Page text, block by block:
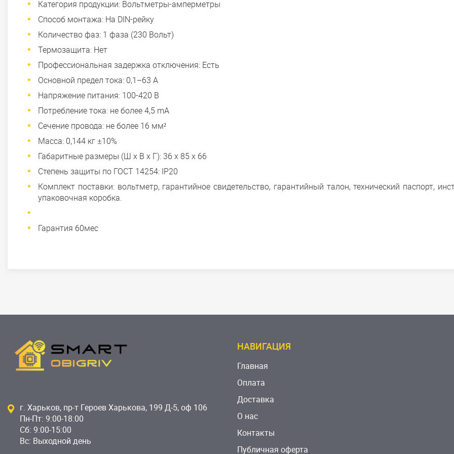
Категория продукции: Вольтметры-амперметры
Способ монтажа: На DIN-рейку
Количество фаз: 1 фаза (230 Вольт)
Термозащита: Нет
Профессиональная задержка отключения: Есть
Основной предел тока: 0,1–63 А
Напряжение питания: 100-420 В
Потребление тока: не более 4,5 mA
Сечение провода: не более 16 мм²
Масса: 0,144 кг ±10%
Габаритные размеры (Ш х В х Г): 36 х 85 х 66
Степень защиты по ГОСТ 14254: IP20
Комплект поставки: вольтметр, гарантийное свидетельство, гарантийный талон, технический паспорт,
упаковочная коробка.
Гарантия 60мес
г. Харьков, пр-т Героев Харькова, 199 Д-5, оф 106
Пн-Пт: 9:00-18:00
Сб: 9:00-15:00
Вс: Выходной день
НАВИГАЦИЯ
Главная
Оплата
Доставка
О нас
Контакты
Публичная оферта